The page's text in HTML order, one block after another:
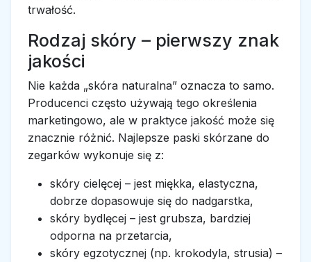
trwałość.
Rodzaj skóry – pierwszy znak
jakości
Nie każda „skóra naturalna” oznacza to samo.
Producenci często używają tego określenia
marketingowo, ale w praktyce jakość może się
znacznie różnić. Najlepsze paski skórzane do
zegarków wykonuje się z:
skóry cielęcej – jest miękka, elastyczna,
dobrze dopasowuje się do nadgarstka,
skóry bydlęcej – jest grubsza, bardziej
odporna na przetarcia,
skóry egzotycznej (np. krokodyla, strusia) –